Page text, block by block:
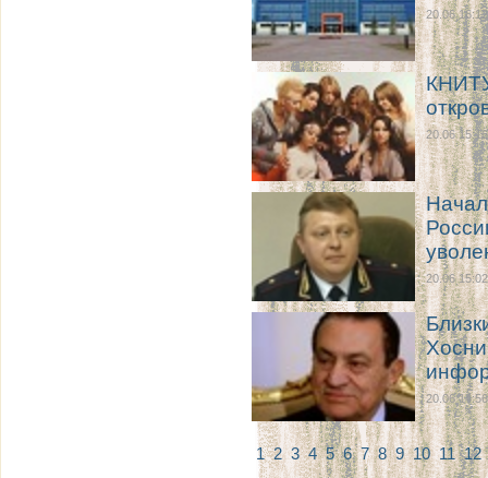
20.06 16:12
20.06 15:16
20.06 15:02
20.06 14:56
123456789101112